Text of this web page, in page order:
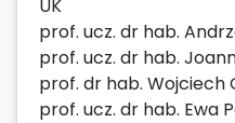
UK
prof. ucz. dr hab.
prof. ucz. dr hab.
prof. dr hab. Wojciech
prof. ucz. dr hab. Ewa